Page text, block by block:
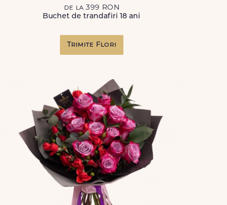
de la 399 RON
Buchet de trandafiri 18 ani
Trimite Flori